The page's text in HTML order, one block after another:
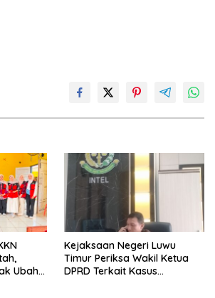
Ubah
Kejaksaan Negeri Luwu
Timur Periksa Wakil Ketua
DPRD Terkait Kasus